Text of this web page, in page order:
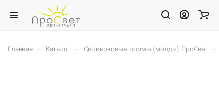
Главная Каталог Силиконовые формы (молды) ПроСвет